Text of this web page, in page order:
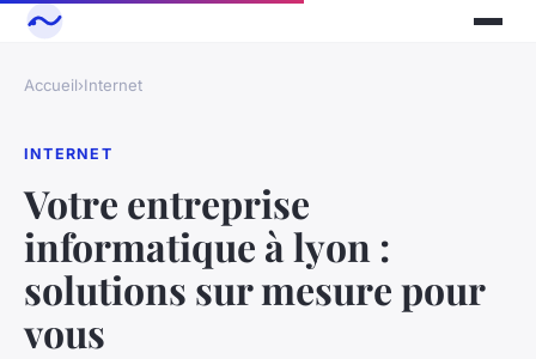
Accueil›Internet
INTERNET
Votre entreprise
informatique à lyon :
solutions sur mesure pour
vous